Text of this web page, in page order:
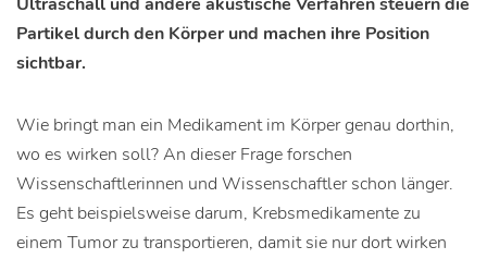
Partikel durch den Körper und machen ihre Position
sichtbar.
Wie bringt man ein Medikament im Körper genau dorthin,
wo es wirken soll? An dieser Frage forschen
Wissenschaftlerinnen und Wissenschaftler schon länger.
Es geht beispielsweise darum, Krebsmedikamente zu
einem Tumor zu transportieren, damit sie nur dort wirken